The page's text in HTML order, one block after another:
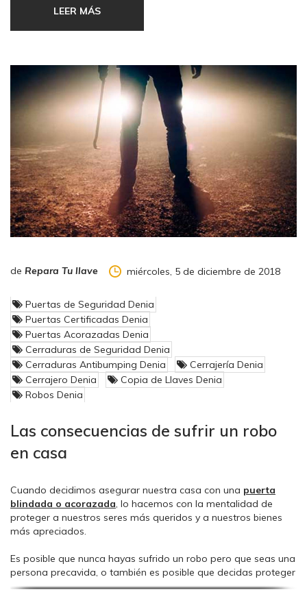
Y nosotros nos preguntamos: ¿para qué? ¿para dar respuesta
Desde Eurosegur queremos informar de quelos robos con
fuerza en domicilios aumentan cada año. Según los últimos
datos publicados por el Ministerio del Interior, en el primer
trimestre del 2013 han aumentado un 6,1% respecto al mismo
periodo del año anteriory sólo si nos involucramos en
nuestra protección, la de nuestra familia y la de nuestro
hogar, podremos invertir esta tendencia.
LA PREVENCIÓN EMPIEZA POR UNO MISMO O IDEAS
DE SEGURIDAD PARA VIVIR MEJOR:
Propongámonos el reto de poner en jaque a los
ladrones y¡ganemos la batalla al amigo de lo ajeno!
Olvidémonos, que haya robos y asaltos en las casas no
depende de nosotros, eso lo decide el ladrón.
somos conscientes de que nos puede tocar.
Ser víctima de un asalto es una lotería con un premio
Instalemos elementos de seguridad que se comporten
como una verdaera barrera física frente al ataque y...
¡A disfrutar de nuestra seguridad!
LEER MÁS
de Repara Tu llave miércoles, 5 de diciembre de 2018
Puertas de Seguridad Denia
Puertas Certificadas Denia
Puertas Acorazadas Denia
Cerraduras de Seguridad Denia
Cerraduras Antibumping Denia
Cerrajería Denia
Cerrajero Denia
Copia de Llaves Denia
Robos Denia
Las consecuencias de sufrir un robo
en casa
Cuando decidimos asegurar nuestra casa con una puerta
blindada o acorazada, lo hacemos con la mentalidad de
proteger a nuestros seres más queridos y a nuestros bienes
más apreciados.
Es posible que nunca hayas sufrido un robo pero que seas una
persona precavida, o también es posible que decidas proteger
tu hogar después de haber sufrido un robo en tu casa. En